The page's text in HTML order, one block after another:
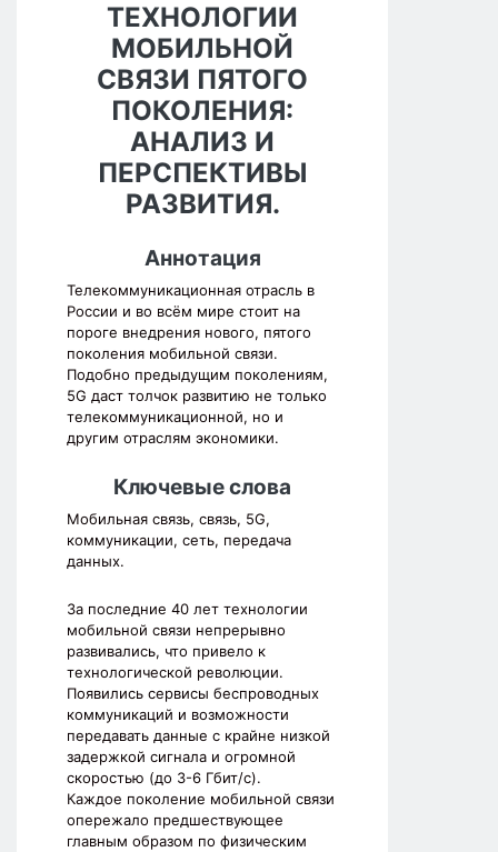
ТЕХНОЛОГИИ
МОБИЛЬНОЙ
СВЯЗИ ПЯТОГО
ПОКОЛЕНИЯ:
АНАЛИЗ И
ПЕРСПЕКТИВЫ
РАЗВИТИЯ.
Аннотация
Телекоммуникационная отрасль в
России и во всём мире стоит на
пороге внедрения нового, пятого
поколения мобильной связи.
Подобно предыдущим поколениям,
5G даст толчок развитию не только
телекоммуникационной, но и
другим отраслям экономики.
Ключевые слова
Мобильная связь, связь, 5G,
коммуникации, сеть, передача
данных.
За последние 40 лет технологии
мобильной связи непрерывно
развивались, что привело к
технологической революции.
Появились сервисы беспроводных
коммуникаций и возможности
передавать данные с крайне низкой
задержкой сигнала и огромной
скоростью (до 3-6 Гбит/с).
Каждое поколение мобильной связи
опережало предшествующее
главным образом по физическим